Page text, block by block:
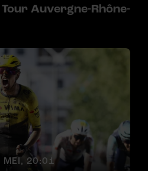
Auvergne-Rhône-
MEI, 20:01